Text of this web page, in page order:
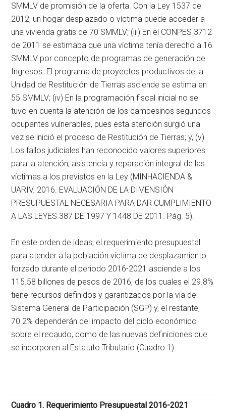
SMMLV de promisión de la oferta. Con la Ley 1537 de
2012, un hogar desplazado o víctima puede acceder a
una vivienda gratis de 70 SMMLV; (iii) En el CONPES 3712
de 2011 se estimaba que una víctima tenía derecho a 16
SMMLV por concepto de programas de generación de
Ingresos. El programa de proyectos productivos de la
Unidad de Restitución de Tierras asciende se estima en
55 SMMLV; (iv) En la programación fiscal inicial no se
tuvo en cuenta la atención de los campesinos segundos
ocupantes vulnerables, pues esta atención surgió una
vez se inició el proceso de Restitución de Tierras; y, (v)
Los fallos judiciales han reconocido valores superiores
para la atención, asistencia y reparación integral de las
víctimas a los previstos en la Ley (MINHACIENDA &
UARIV. 2016. EVALUACIÓN DE LA DIMENSIÓN
PRESUPUESTAL NECESARIA PARA DAR CUMPLIMIENTO
A LAS LEYES 387 DE 1997 Y 1448 DE 2011. Pág. 5).
En este orden de ideas, el requerimiento presupuestal
para atender a la población víctima de desplazamiento
forzado durante el periodo 2016-2021 asciende a los
115.58 billones de pesos de 2016, de los cuales el 29.8%
tiene recursos definidos y garantizados por la vía del
Sistema General de Participación (SGP) y, el restante,
70.2% dependerán del impacto del ciclo económico
sobre el recaudo, como de las nuevas definiciones que
se incorporen al Estatuto Tributario (Cuadro 1).
Cuadro 1. Requerimiento Presupuestal 2016-2021